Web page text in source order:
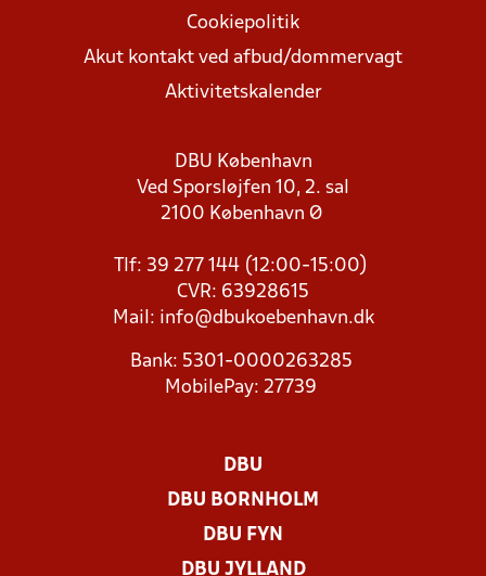
Cookiepolitik
Akut kontakt ved afbud/dommervagt
Aktivitetskalender
DBU København
Ved Sporsløjfen 10, 2. sal
2100 København Ø
Tlf: 39 277 144 (12:00-15:00)
CVR: 63928615
Mail: info@dbukoebenhavn.dk
Bank: 5301-0000263285
MobilePay: 27739
DBU
DBU BORNHOLM
DBU FYN
DBU JYLLAND